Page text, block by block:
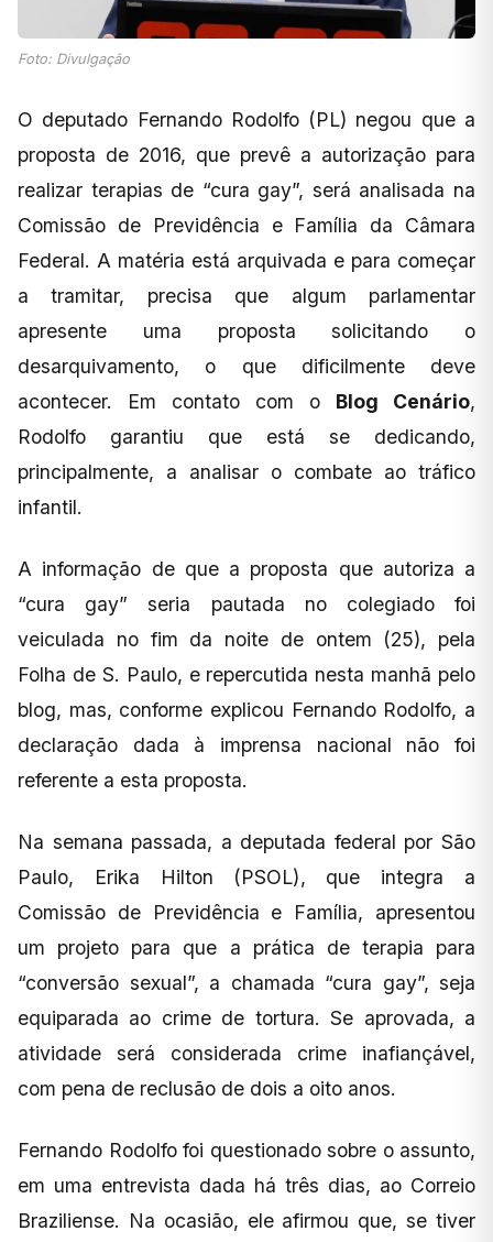
Foto: Divulgação
O deputado Fernando Rodolfo (PL) negou que a
proposta de 2016, que prevê a autorização para
realizar terapias de “cura gay”, será analisada na
Comissão de Previdência e Família da Câmara
Federal. A matéria está arquivada e para começar
a tramitar, precisa que algum parlamentar
apresente uma proposta solicitando o
desarquivamento, o que dificilmente deve
acontecer. Em contato com o Blog Cenário,
Rodolfo garantiu que está se dedicando,
principalmente, a analisar o combate ao tráfico
infantil.
A informação de que a proposta que autoriza a
“cura gay” seria pautada no colegiado foi
veiculada no fim da noite de ontem (25), pela
Folha de S. Paulo, e repercutida nesta manhã pelo
blog, mas, conforme explicou Fernando Rodolfo, a
declaração dada à imprensa nacional não foi
referente a esta proposta.
Na semana passada, a deputada federal por São
Paulo, Erika Hilton (PSOL), que integra a
Comissão de Previdência e Família, apresentou
um projeto para que a prática de terapia para
“conversão sexual”, a chamada “cura gay”, seja
equiparada ao crime de tortura. Se aprovada, a
atividade será considerada crime inafiançável,
com pena de reclusão de dois a oito anos.
Fernando Rodolfo foi questionado sobre o assunto,
em uma entrevista dada há três dias, ao Correio
Braziliense. Na ocasião, ele afirmou que, se tiver